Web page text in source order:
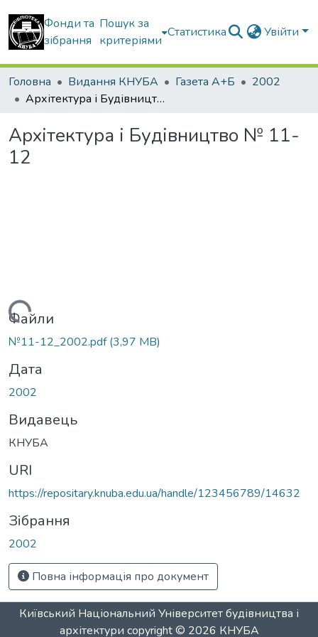
Фонди та
зібрання
Пошук за
критеріями
Статистика Увійти
Головна Видання КНУБА Газета А+Б
2002
Архітектура і Будівництво № 11-12
Архітектура і Будівництво № 11-
12
Вантажиться...
Файли
№11-12_2002.pdf(3,97 MB)
Дата
2002
Видавець
КНУБА
URI
https://repositary.knuba.edu.ua/handle/123456789/14632
Зібрання
2002
Повна інформація про документ
Київський Національний Університет будівництва і
архітектури copyright © 2026 КНУБА